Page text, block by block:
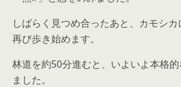
しばらく見つめ合ったあと、カモシ
再び歩き始めます。
林道を約50分進むと、いよいよ本格
ました。